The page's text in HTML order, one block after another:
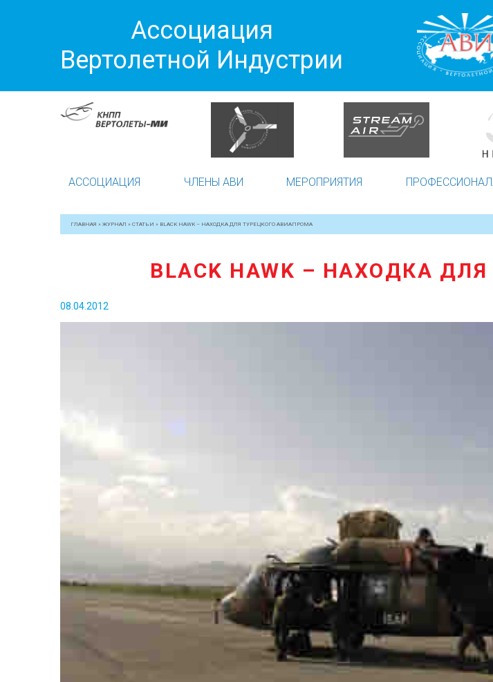
Ассоциация
Вертолетной Индустрии
АССОЦИАЦИЯ ЧЛЕНЫ АВИ МЕРОПРИЯТИЯ
ГЛАВНАЯ » ЖУРНАЛ » СТАТЬИ » BLACK HAWK – НАХОДКА ДЛЯ ТУРЕЦКОГО АВИАПРОМА
BLACK HAWK – НАХОДКА
08.04.2012